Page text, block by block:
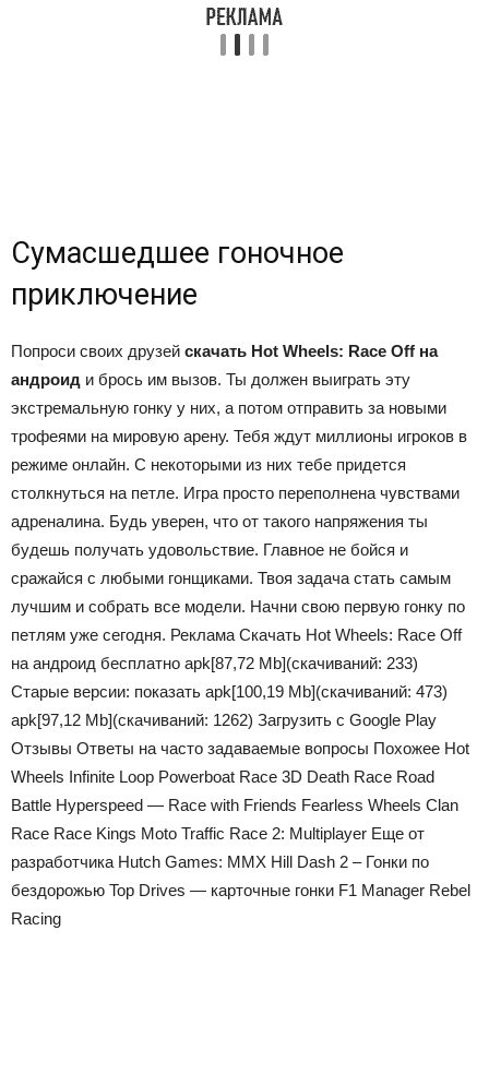
Сумасшедшее гоночное
приключение
Попроси своих друзей скачать Hot Wheels: Race Off на
андроид и брось им вызов. Ты должен выиграть эту
экстремальную гонку у них, а потом отправить за новыми
трофеями на мировую арену. Тебя ждут миллионы игроков в
режиме онлайн. С некоторыми из них тебе придется
столкнуться на петле. Игра просто переполнена чувствами
адреналина. Будь уверен, что от такого напряжения ты
будешь получать удовольствие. Главное не бойся и
сражайся с любыми гонщиками. Твоя задача стать самым
лучшим и собрать все модели. Начни свою первую гонку по
петлям уже сегодня. Реклама Скачать Hot Wheels: Race Off
на андроид бесплатно apk[87,72 Mb](cкачиваний: 233)
Старые версии: показать apk[100,19 Mb](cкачиваний: 473)
apk[97,12 Mb](cкачиваний: 1262) Загрузить с Google Play
Отзывы Ответы на часто задаваемые вопросы Похожее Hot
Wheels Infinite Loop Powerboat Race 3D Death Race Road
Battle Hyperspeed — Race with Friends Fearless Wheels Clan
Race Race Kings Moto Traffic Race 2: Multiplayer Еще от
разработчика Hutch Games: MMX Hill Dash 2 – Гонки по
бездорожью Top Drives — карточные гонки F1 Manager Rebel
Racing